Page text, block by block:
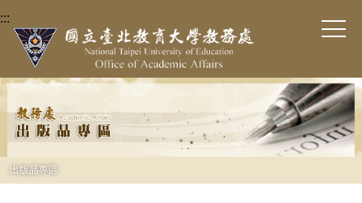
跳
到
容
區
:::
出版品專區